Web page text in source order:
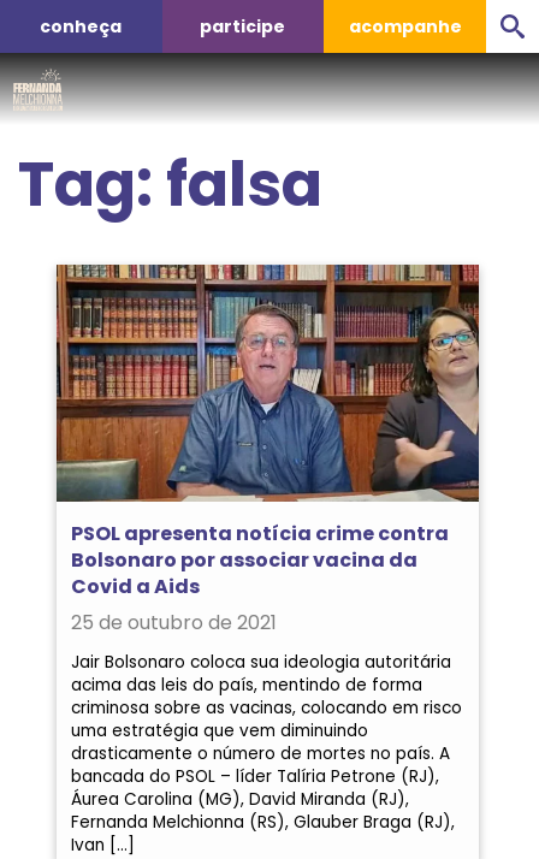
conheça participe acompanhe
Tag:falsa
PSOL apresenta notícia crime contra
Bolsonaro por associar vacina da
Covid a Aids
25 de outubro de 2021
Jair Bolsonaro coloca sua ideologia autoritária
acima das leis do país, mentindo de forma
criminosa sobre as vacinas, colocando em risco
uma estratégia que vem diminuindo
drasticamente o número de mortes no país. A
bancada do PSOL – líder Talíria Petrone (RJ),
Áurea Carolina (MG), David Miranda (RJ),
Fernanda Melchionna (RS), Glauber Braga (RJ),
Ivan […]